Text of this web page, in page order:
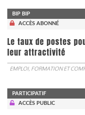
BIP BIP
ACCÈS ABONNÉ
Le taux de postes
leur attractivité
EMPLOI, FORMATION ET
PARTICIPATIF
ACCÈS PUBLIC